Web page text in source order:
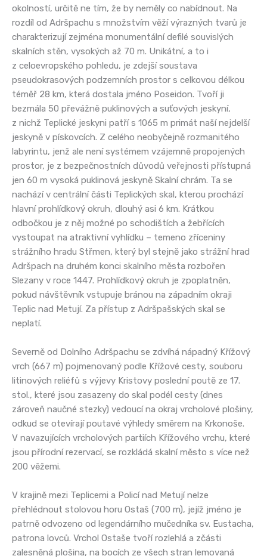
okolností, určitě ne tím, že by neměly co nabídnout. Na
rozdíl od Adršpachu s množstvím věží výrazných tvarů je
charakterizují zejména monumentální defilé souvislých
skalních stěn, vysokých až 70 m. Unikátní, a to i
z celoevropského pohledu, je zdejší soustava
pseudokrasových podzemních prostor s celkovou délkou
téměř 28 km, která dostala jméno Poseidon. Tvoří ji
bezmála 50 převážně puklinových a suťových jeskyní,
z nichž Teplické jeskyni patří s 1065 m primát naší nejdelší
jeskyně v pískovcích. Z celého neobyčejně rozmanitého
labyrintu, jenž ale není systémem vzájemně propojených
prostor, je z bezpečnostních důvodů veřejnosti přístupná
jen 60 m vysoká puklinová jeskyně Skalní chrám. Ta se
nachází v centrální části Teplických skal, kterou prochází
hlavní prohlídkový okruh, dlouhý asi 6 km. Krátkou
odbočkou je z něj možné po schodištích a žebřících
vystoupat na atraktivní vyhlídku – temeno zříceniny
strážního hradu Střmen, který byl stejně jako strážní hrad
Adršpach na druhém konci skalního města rozbořen
Slezany v roce 1447. Prohlídkový okruh je zpoplatněn,
pokud návštěvník vstupuje bránou na západním okraji
Teplic nad Metují. Za přístup z Adršpašských skal se
neplatí.
Severně od Dolního Adršpachu se zdvíhá nápadný Křížový
vrch (667 m) pojmenovaný podle Křížové cesty, souboru
litinových reliéfů s výjevy Kristovy poslední poutě ze 17.
stol., které jsou zasazeny do skal podél cesty (dnes
zároveň naučné stezky) vedoucí na okraj vrcholové plošiny,
odkud se otevírají poutavé výhledy směrem na Krkonoše.
V navazujících vrcholových partiích Křížového vrchu, které
jsou přírodní rezervací, se rozkládá skalní město s více než
200 věžemi.
V krajině mezi Teplicemi a Policí nad Metují nelze
přehlédnout stolovou horu Ostaš (700 m), jejíž jméno je
patrně odvozeno od legendárního mučedníka sv. Eustacha,
patrona lovců. Vrchol Ostaše tvoří rozlehlá a zčásti
zalesněná plošina, na bocích ze všech stran lemovaná